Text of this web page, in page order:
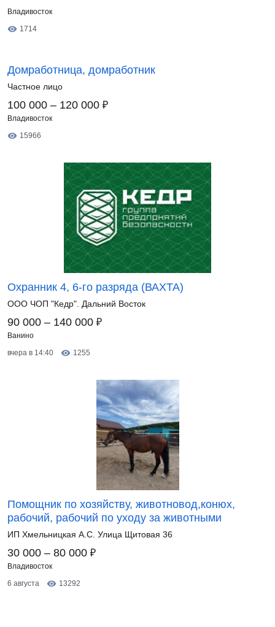
Владивосток
1714
Домработница, домработник
Частное лицо
100 000 – 120 000 ₽
Владивосток
15966
Охранник 4, 6-го разряда (ВАХТА)
ООО ЧОП "Кедр". Дальний Восток
90 000 – 140 000 ₽
Ванино
вчера в 14:40
1255
Помощник по хозяйству, животновод,конюх,
рабочий, рабочий по уходу за животными
ИП Хмельницкая А.С. Улица Щитовая 36
30 000 – 80 000 ₽
Владивосток
6 августа
13292